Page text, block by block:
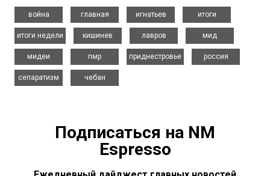
война
главная
игнатьев
итоги
итоги недели
кишинев
лавров
мид
мидеи
пмр
приднестровье
россия
сепаратизм
чебан
Подписаться на NM
Espresso